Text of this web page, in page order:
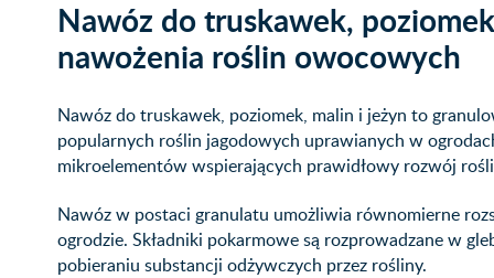
Nawóz do truskawek,
nawożenia roślin owocowych
Nawóz do truskawek, poziomek, malin i jeżyn to
popularnych roślin jagodowych uprawianych w
mikroelementów wspierających prawidłowy rozwój
Nawóz w postaci granulatu umożliwia równomierne
ogrodzie. Składniki pokarmowe są rozprowadzane w
pobieraniu substancji odżywczych przez rośliny.